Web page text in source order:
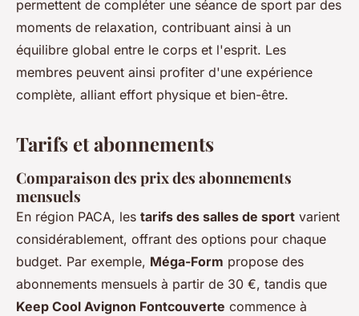
permettent de compléter une séance de sport par des
moments de relaxation, contribuant ainsi à un
équilibre global entre le corps et l'esprit. Les
membres peuvent ainsi profiter d'une expérience
complète, alliant effort physique et bien-être.
Tarifs et abonnements
Comparaison des prix des abonnements
mensuels
En région PACA, les tarifs des salles de sport varient
considérablement, offrant des options pour chaque
budget. Par exemple, Méga-Form propose des
abonnements mensuels à partir de 30 €, tandis que
Keep Cool Avignon Fontcouverte commence à